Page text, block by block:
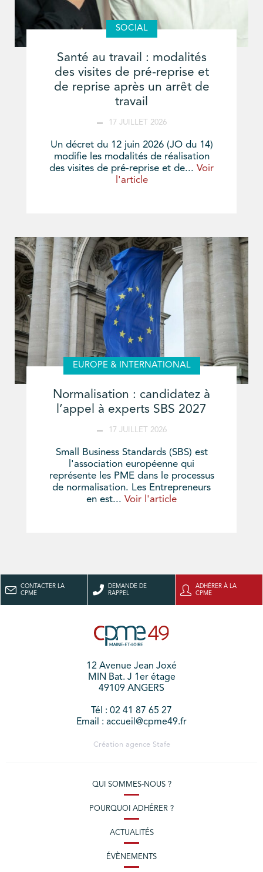
SOCIAL
Santé au travail : modalités
des visites de pré-reprise et
de reprise après un arrêt de
travail
17 JUILLET 2026
Un décret du 12 juin 2026 (JO du 14)
modifie les modalités de réalisation
des visites de pré-reprise et de... Voir
l'article
EUROPE & INTERNATIONAL
Normalisation : candidatez à
l’appel à experts SBS 2027
17 JUILLET 2026
Small Business Standards (SBS) est
l'association européenne qui
représente les PME dans le processus
de normalisation. Les Entrepreneurs
en est... Voir l'article
CONTACTER LA
CPME
DEMANDE DE
RAPPEL
ADHÉRER À LA
CPME
12 Avenue Jean Joxé
MIN Bat. J 1er étage
49109 ANGERS
Tél : 02 41 87 65 27
Email : accueil@cpme49.fr
Création agence Stafe
QUI SOMMES-NOUS ?
POURQUOI ADHÉRER ?
ACTUALITÉS
ÉVÈNEMENTS